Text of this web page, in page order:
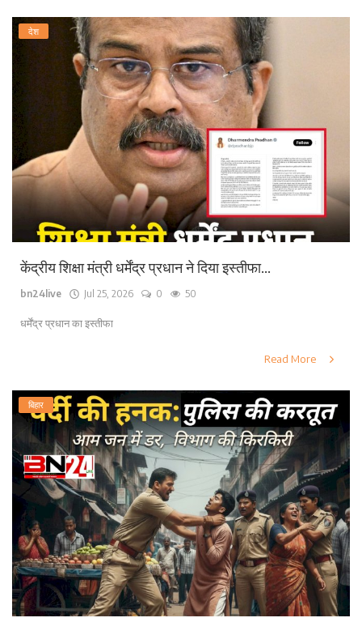
देश
केंद्रीय शिक्षा मंत्री धर्मेंद्र प्रधान ने दिया इस्तीफा...
bn24live Jul 25, 2026 0 50
धर्मेंद्र प्रधान का इस्तीफा
Read More
बिहार